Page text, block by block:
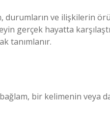
durumların ve ilişkilerin
gerçek hayatta
tanımlanır.
bir kelimenin veya